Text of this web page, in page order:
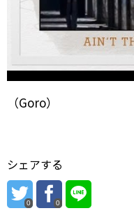
（Goro）
シェアする
0 0